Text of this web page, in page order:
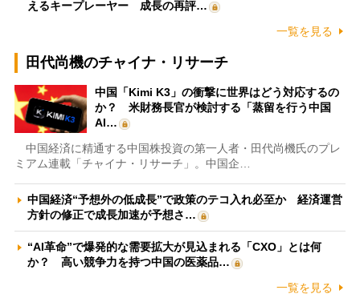
えるキープレーヤー 成長の再評…
一覧を見る
田代尚機のチャイナ・リサーチ
中国「Kimi K3」の衝撃に世界はどう対応するの
か？ 米財務長官が検討する「蒸留を行う中国
AI…
中国経済に精通する中国株投資の第一人者・田代尚機氏のプレ
ミアム連載「チャイナ・リサーチ」。中国企…
中国経済“予想外の低成長”で政策のテコ入れ必至か 経済運営
方針の修正で成長加速が予想さ…
“AI革命”で爆発的な需要拡大が見込まれる「CXO」とは何
か？ 高い競争力を持つ中国の医薬品…
一覧を見る